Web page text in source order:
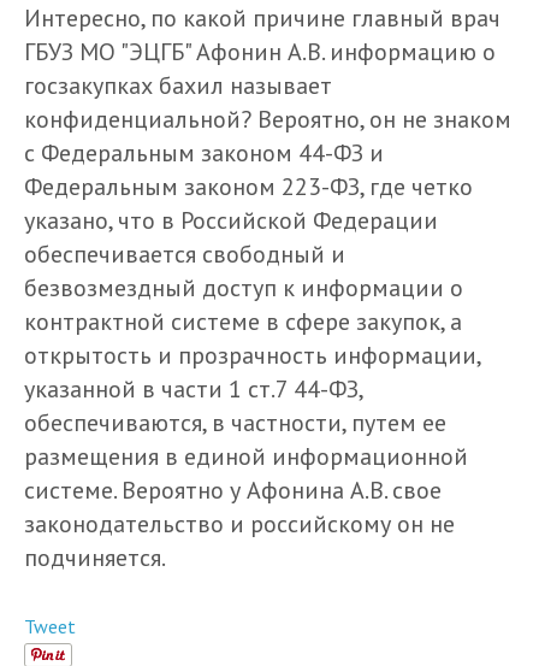
​Интересно, по какой причине главный врач
ГБУЗ МО "ЭЦГБ" Афонин А.В. информацию о
госзакупках бахил называет
конфиденциальной? Вероятно, он не знаком
с Федеральным законом 44-ФЗ и
Федеральным законом 223-ФЗ, где четко
указано, что в Российской Федерации
обеспечивается свободный и
безвозмездный доступ к информации о
контрактной системе в сфере закупок, а
открытость и прозрачность информации,
указанной в части 1 ст.7 44-ФЗ,
обеспечиваются, в частности, путем ее
размещения в единой информационной
системе. Вероятно у Афонина А.В. свое
законодательство и российскому он не
подчиняется.
Tweet